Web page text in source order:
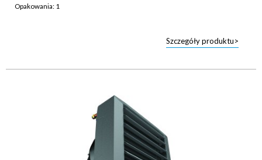
Opakowania: 1
Szczegóły produktu>